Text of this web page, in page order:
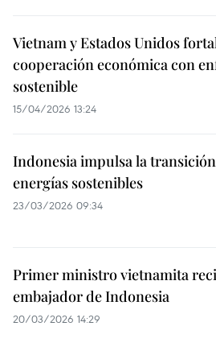
Vietnam y Estados Unidos
cooperación económica con
sostenible
15/04/2026 13:24
Indonesia impulsa la
energías sostenibles
23/03/2026 09:34
Primer ministro vietnamita
embajador de Indonesia
20/03/2026 14:29